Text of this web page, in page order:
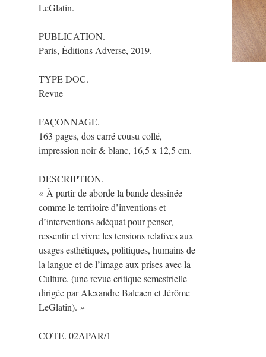
LeGlatin.
PUBLICATION.
Paris, Éditions Adverse, 2019.
TYPE DOC.
Revue
FAÇONNAGE.
163 pages, dos carré cousu collé,
impression noir & blanc, 16,5 x 12,5 cm.
DESCRIPTION.
« À partir de aborde la bande dessinée
comme le territoire d’inventions et
d’interventions adéquat pour penser,
ressentir et vivre les tensions relatives aux
usages esthétiques, politiques, humains de
la langue et de l’image aux prises avec la
Culture. (une revue critique semestrielle
dirigée par Alexandre Balcaen et Jérôme
LeGlatin). »
COTE. 02APAR/1